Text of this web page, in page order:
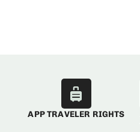
APP TRAVELER RIGHTS